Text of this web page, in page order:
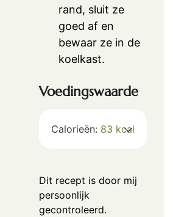
rand, sluit ze
goed af en
bewaar ze in de
koelkast.
Voedingswaarde
Calorieën: 83 kcal
Dit recept is door mij
persoonlijk
gecontroleerd.